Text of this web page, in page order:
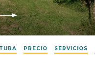
PRECIO SERVICIOS